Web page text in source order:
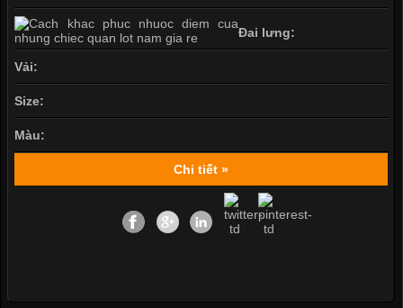
Đai lưng:
Vải:
Size:
Màu:
Chi tiết »